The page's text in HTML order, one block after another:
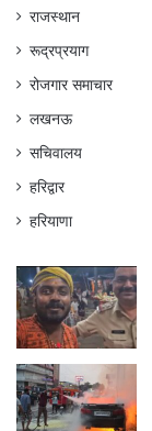
राजस्थान
रूद्रप्रयाग
रोजगार समाचार
लखनऊ
सचिवालय
हरिद्वार
हरियाणा